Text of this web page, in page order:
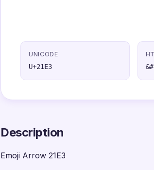
UNICODE
U+21E3
Description
Emoji Arrow 21E3